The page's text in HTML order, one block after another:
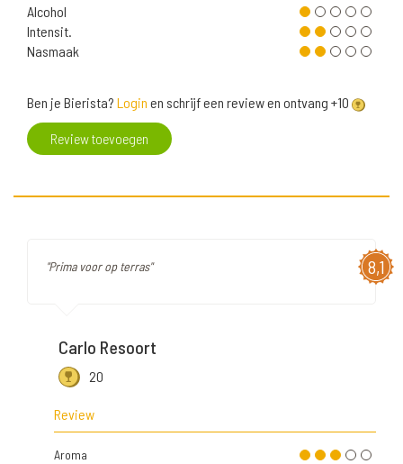
Alcohol
Intensit.
Nasmaak
Ben je Bierista? Login en schrijf een review en ontvang +10
Review toevoegen
8,1
"Prima voor op terras"
Carlo Resoort
20
Review
Aroma